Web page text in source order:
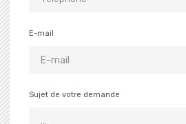
E-mail
Sujet de votre demande